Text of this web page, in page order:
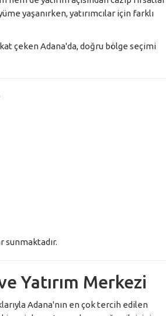
yaşanırken, yatırımcılar için farklı
çeken Adana'da, doğru bölge seçimi
sunmaktadır.
Yatırım Merkezi
Adana'nın en çok tercih edilen